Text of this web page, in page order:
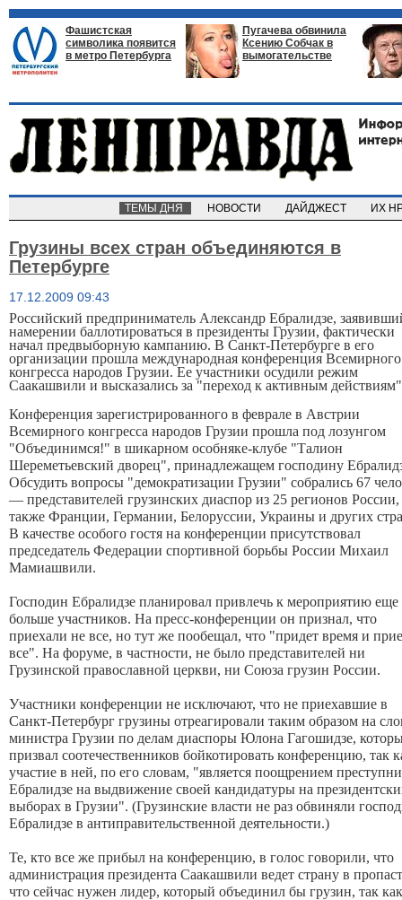
Фашистская
символика появится
в метро Петербурга
Пугачева обвинила
Ксению Собчак в
вымогательстве
ТЕМЫ ДНЯ НОВОСТИ ДАЙДЖЕСТ ИХ
Грузины всех стран объединяются в
Петербурге
17.12.2009 09:43
Российский предприниматель Александр Ебралидзе,
намерении баллотироваться в президенты Грузии, фактически
начал предвыборную кампанию. В Санкт-Петербурге в его
организации прошла международная конференция Всемирного
конгресса народов Грузии. Ее участники осудили режим
Саакашвили и высказались за "переход к активным
Конференция зарегистрированного в феврале в Австрии
Всемирного конгресса народов Грузии прошла под лозунгом
"Объединимся!" в шикарном особняке-клубе "Талион
Шереметьевский дворец", принадлежащем господину
Обсудить вопросы "демократизации Грузии" собрались 67
— представителей грузинских диаспор из 25 регионов России,
также Франции, Германии, Белоруссии, Украины и других
В качестве особого гостя на конференции присутствовал
председатель Федерации спортивной борьбы России Михаил
Мамиашвили.
Господин Ебралидзе планировал привлечь к мероприятию еще
больше участников. На пресс-конференции он признал, что
приехали не все, но тут же пообещал, что "придет время и
все". На форуме, в частности, не было представителей ни
Грузинской православной церкви, ни Союза грузин России.
Участники конференции не исключают, что не приехавшие в
Санкт-Петербург грузины отреагировали таким образом на
министра Грузии по делам диаспоры Юлона Гагошидзе,
призвал соотечественников бойкотировать конференцию, так
участие в ней, по его словам, "является поощрением
Ебралидзе на выдвижение своей кандидатуры на
выборах в Грузии". (Грузинские власти не раз обвиняли
Ебралидзе в антиправительственной деятельности.)
Те, кто все же прибыл на конференцию, в голос говорили, что
администрация президента Саакашвили ведет страну в
что сейчас нужен лидер, который объединил бы грузин, так